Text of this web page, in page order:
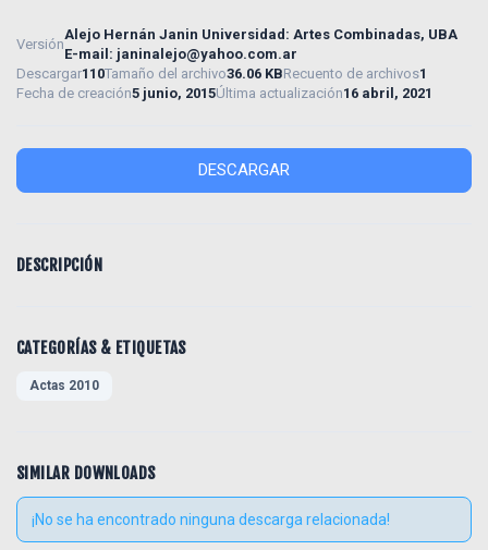
Versión
Alejo Hernán Janin Universidad: Artes Combinadas, UBA
E-mail: janinalejo@yahoo.com.ar
Descargar110Tamaño del archivo36.06 KBRecuento de archivos1
Fecha de creación5 junio, 2015Última actualización16 abril, 2021
DESCARGAR
DESCRIPCIÓN
CATEGORÍAS & ETIQUETAS
Actas 2010
SIMILAR DOWNLOADS
¡No se ha encontrado ninguna descarga relacionada!